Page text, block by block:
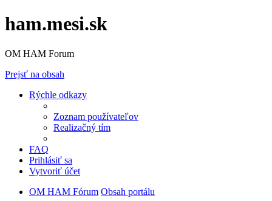
ham.mesi.sk
OM HAM Forum
Prejsť na obsah
Rýchle odkazy
Zoznam používateľov
Realizačný tím
FAQ
Prihlásiť sa
Vytvoriť účet
OM HAM Fórum Obsah portálu